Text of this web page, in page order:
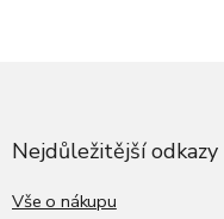
Nejdůležitější odkazy
Vše o nákupu